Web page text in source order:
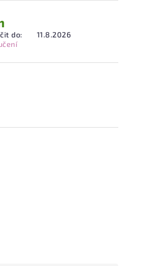
do:
11.8.2026